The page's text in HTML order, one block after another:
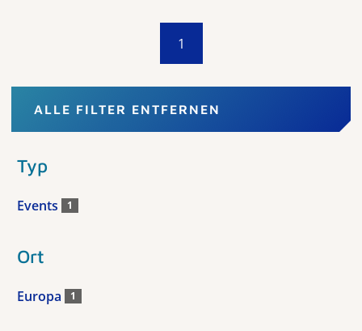
1
ALLE FILTER ENTFERNEN
Typ
Events 1
Ort
Europa 1